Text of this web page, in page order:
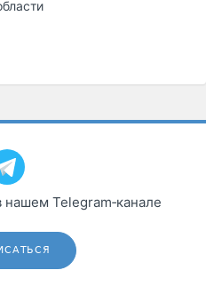
нашем Telegram‑канале